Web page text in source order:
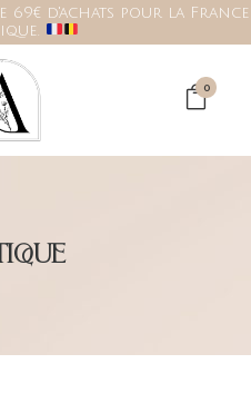
d'achats pour la France
0